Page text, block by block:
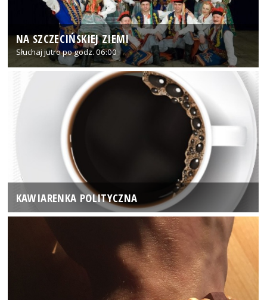
NA SZCZECIŃSKIEJ ZIEMI
Słuchaj jutro po godz. 06:00
KAWIARENKA POLITYCZNA